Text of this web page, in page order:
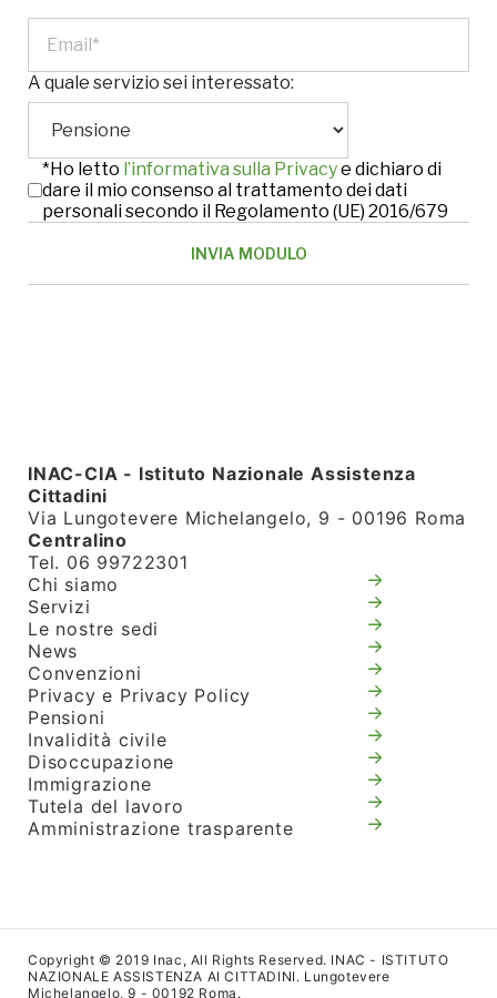
A quale servizio sei interessato:
*Ho letto l’informativa sulla Privacye dichiaro di
dare il mio consenso al trattamento dei dati
personali secondo il Regolamento (UE) 2016/679
INAC-CIA - Istituto Nazionale Assistenza
Cittadini
Via Lungotevere Michelangelo, 9 - 00196 Roma
Centralino
Tel. 06 99722301
Chi siamo
Servizi
Le nostre sedi
News
Convenzioni
Privacy e Privacy Policy
Pensioni
Invalidità civile
Disoccupazione
Immigrazione
Tutela del lavoro
Amministrazione trasparente
Copyright © 2019 Inac, All Rights Reserved. INAC - ISTITUTO
NAZIONALE ASSISTENZA AI CITTADINI. Lungotevere
Michelangelo, 9 - 00192 Roma.